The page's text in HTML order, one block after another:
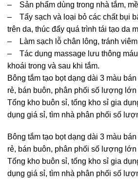
– Sản phẩm dùng trong nhà tắm,
– Tẩy sạch và loại bỏ các chất bụi
trên da, thúc đẩy quá trình tái tạo da
– Làm sạch lỗ chân lông, tránh viêm
– Tác dụng massage lưu thông
khoái trong và sau khi tắm.
Bông tắm tạo bọt dạng dài 3 màu
rẻ, bán buôn, phân phối số lượng lớn
Tổng kho buôn sỉ, tổng kho sỉ gia
dụng giá sỉ, tìm nhà phân phối số
Bông tắm tạo bọt dạng dài 3 màu
rẻ, bán buôn, phân phối số lượng lớn
Tổng kho buôn sỉ, tổng kho sỉ gia
dụng giá sỉ, tìm nhà phân phối số